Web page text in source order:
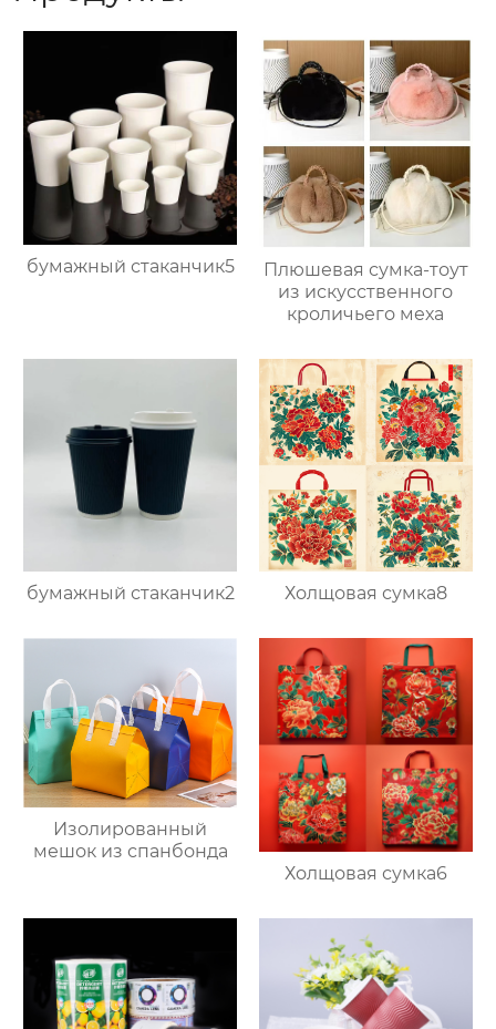
бумажный стаканчик5
Плюшевая сумка-тоут
из искусственного
кроличьего меха
бумажный стаканчик2 Холщовая сумка8
Изолированный
мешок из спанбонда
Холщовая сумка6